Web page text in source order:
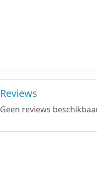
Reviews
Geen reviews